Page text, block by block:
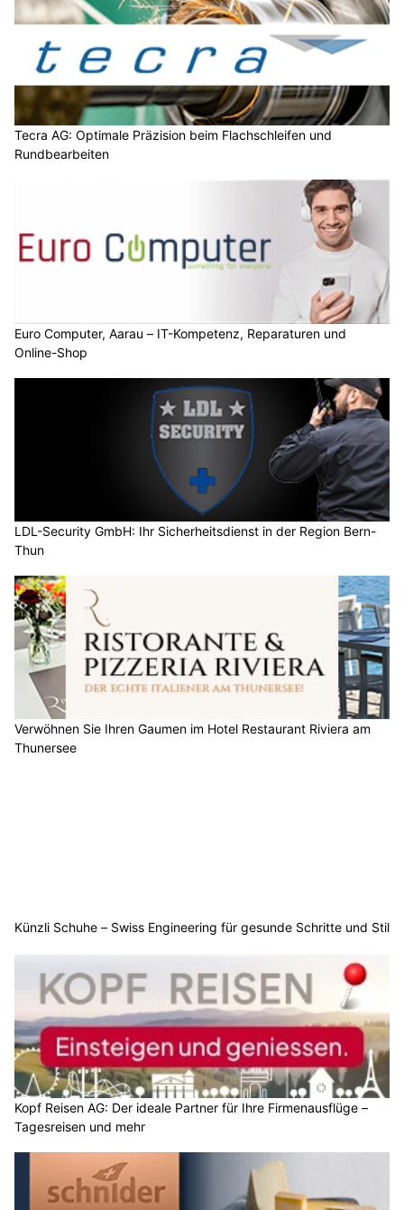
Tecra AG: Optimale Präzision beim Flachschleifen und
Rundbearbeiten
Euro Computer, Aarau – IT-Kompetenz, Reparaturen und
Online-Shop
LDL-Security GmbH: Ihr Sicherheitsdienst in der Region Bern-
Thun
Verwöhnen Sie Ihren Gaumen im Hotel Restaurant Riviera am
Thunersee
Künzli Schuhe – Swiss Engineering für gesunde Schritte und Stil
Kopf Reisen AG: Der ideale Partner für Ihre Firmenausflüge –
Tagesreisen und mehr